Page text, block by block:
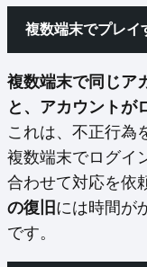
複数端末でプレイ
複数端末で同じア
と、アカウントが
これは、不正行為
複数端末でログイ
合わせて対応を依
の復旧 には時間が
です。